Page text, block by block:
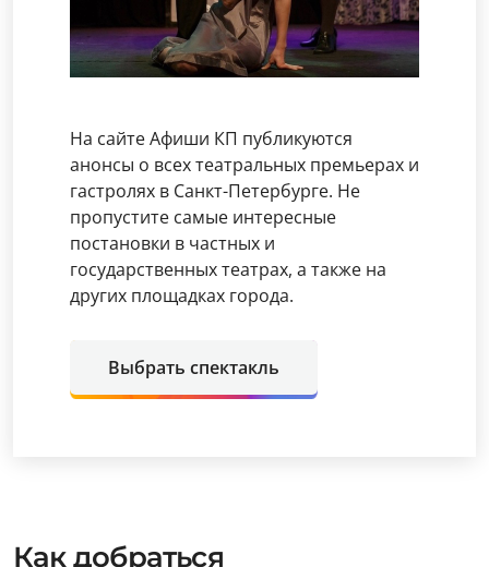
На сайте Афиши КП публикуются
анонсы о всех театральных премьерах и
гастролях в Санкт-Петербурге. Не
пропустите самые интересные
постановки в частных и
государственных театрах, а также на
других площадках города.
Выбрать спектакль
Как добраться